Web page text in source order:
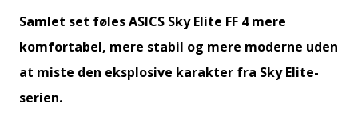
Samlet set føles ASICS Sky Elite FF 4 mere
komfortabel, mere stabil og mere moderne uden
at miste den eksplosive karakter fra Sky Elite-
serien.